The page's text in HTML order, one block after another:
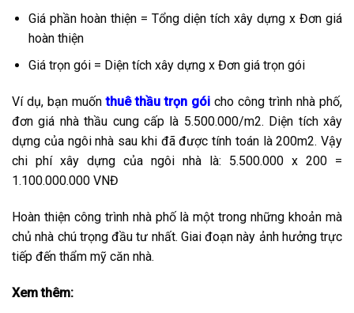
Giá phần hoàn thiện = Tổng diện tích xây dựng x Đơn giá
hoàn thiện
Giá trọn gói = Diện tích xây dựng x Đơn giá trọn gói
Ví dụ, bạn muốn thuê thầu trọn gói cho công trình nhà phố,
đơn giá nhà thầu cung cấp là 5.500.000/m2. Diện tích xây
dựng của ngôi nhà sau khi đã được tính toán là 200m2. Vậy
chi phí xây dựng của ngôi nhà là: 5.500.000 x 200 =
1.100.000.000 VNĐ
Hoàn thiện công trình nhà phố là một trong những khoản mà
chủ nhà chú trọng đầu tư nhất. Giai đoạn này ảnh hưởng trực
tiếp đến thẩm mỹ căn nhà.
Xem thêm: